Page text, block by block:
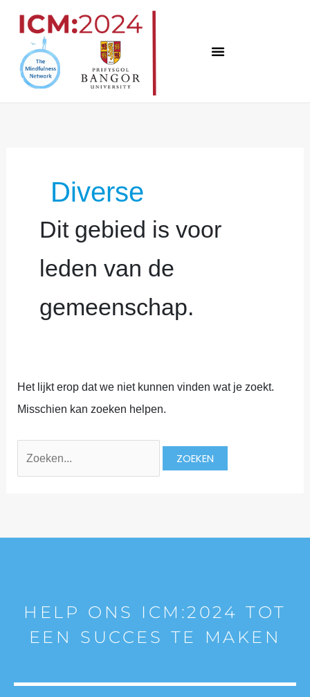
naar
inhoud
Diverse
Dit gebied is voor
leden van de
gemeenschap.
Het lijkt erop dat we niet kunnen vinden wat je zoekt.
Misschien kan zoeken helpen.
HELP ONS ICM:2024 TOT
EEN SUCCES TE MAKEN